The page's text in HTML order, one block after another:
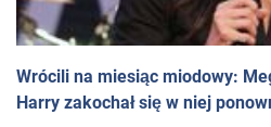
Wrócili na miesiąc miodowy:
Harry zakochał się w niej